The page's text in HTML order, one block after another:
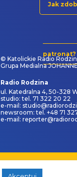
Jak
patronat?
© Katolickie Radio
Grupa Medialna
Radio Rodzina
ul. Katedralna 4, 50-328
studio: tel. 71 322 20 22
e-mail:
newsroom: tel. +48 71
e-mail:
powered by